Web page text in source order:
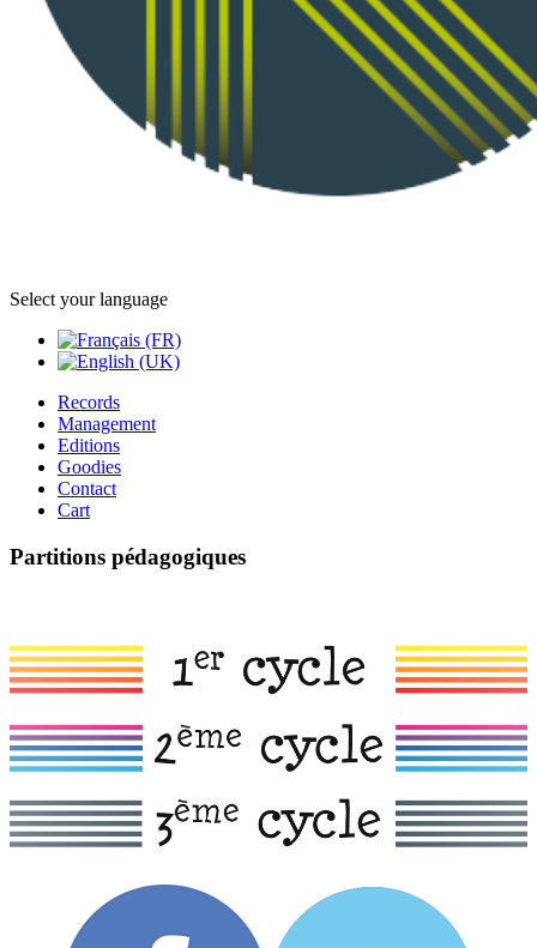
Select your language
Records
Management
Editions
Goodies
Contact
Cart
Partitions pédagogiques